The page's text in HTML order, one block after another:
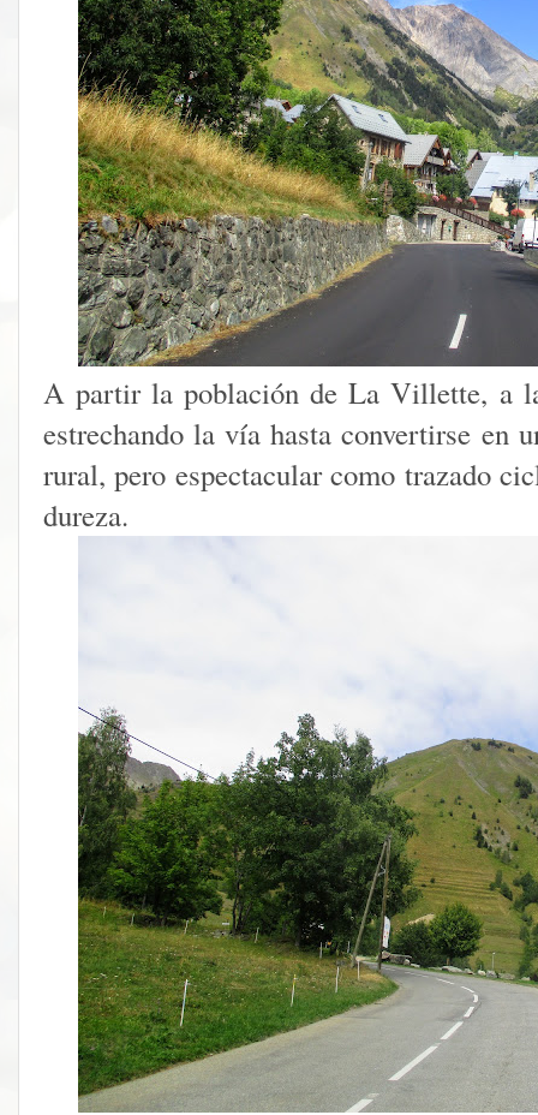
A partir la población de La Villette, a
estrechando la vía hasta convertirse en
rural, pero espectacular como trazado
dureza.